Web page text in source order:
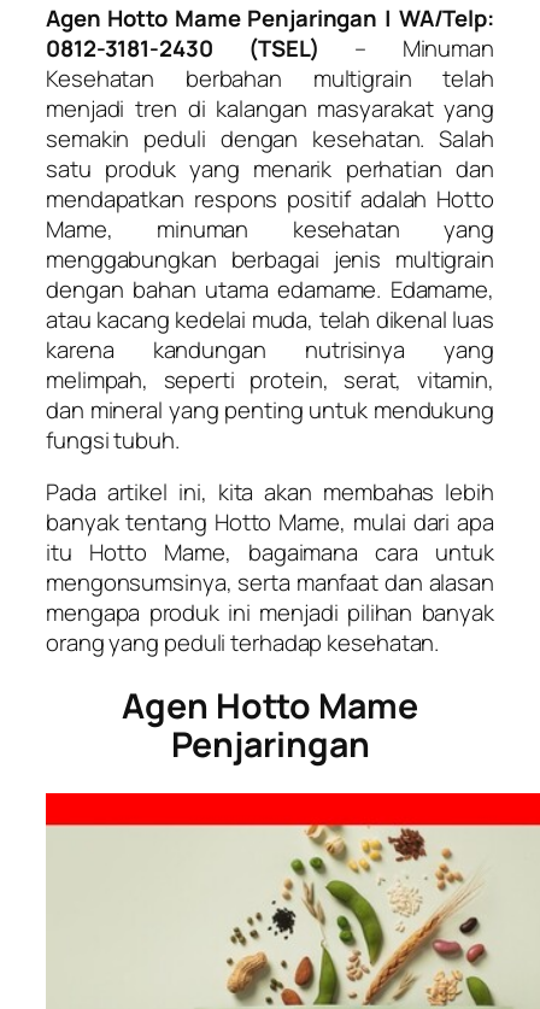
Agen Hotto Mame Penjaringan | WA/Telp:
0812-3181-2430 (TSEL) – Minuman
Kesehatan berbahan multigrain telah
menjadi tren di kalangan masyarakat yang
semakin peduli dengan kesehatan. Salah
satu produk yang menarik perhatian dan
mendapatkan respons positif adalah Hotto
Mame, minuman kesehatan yang
menggabungkan berbagai jenis multigrain
dengan bahan utama edamame. Edamame,
atau kacang kedelai muda, telah dikenal luas
karena kandungan nutrisinya yang
melimpah, seperti protein, serat, vitamin,
dan mineral yang penting untuk mendukung
fungsi tubuh.
Pada artikel ini, kita akan membahas lebih
banyak tentang Hotto Mame, mulai dari apa
itu Hotto Mame, bagaimana cara untuk
mengonsumsinya, serta manfaat dan alasan
mengapa produk ini menjadi pilihan banyak
orang yang peduli terhadap kesehatan.
Agen Hotto Mame
Penjaringan